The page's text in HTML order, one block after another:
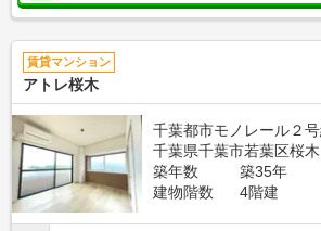
賃貸マンション
アトレ桜木
千葉都市モノレール２
千葉県千葉市若葉区桜木
築年数
築35年
建物階数
4階建